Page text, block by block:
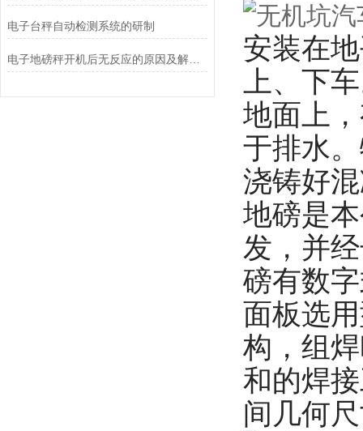
电子台秤自动检测系统的研制
电子地磅秤开机后无反应的原因及解决方法介绍
安装在
上、下
地面上
于排水
浇铸好
地磅是
发，并
磅有数
面板选
构，组
和的焊
间几何